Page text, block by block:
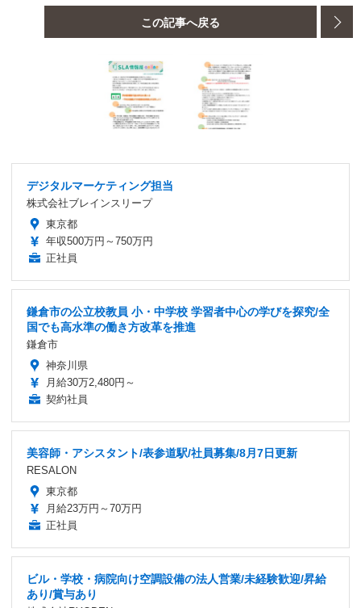
この記事へ戻る
デジタルマーケティング担当
株式会社ブレインスリープ
東京都
年収500万円～750万円
正社員
鎌倉市の公立校教員 小・中学校 学習者中心の学びを探究/全
国でも高水準の働き方改革を推進
鎌倉市
神奈川県
月給30万2,480円～
契約社員
美容師・アシスタント/表参道駅/社員募集/8月7日更新
RESALON
東京都
月給23万円～70万円
正社員
ビル・学校・病院向け空調設備の法人営業/未経験歓迎/昇給
あり/賞与あり